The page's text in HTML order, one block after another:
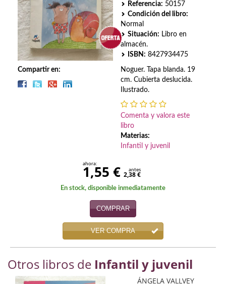
Biografía
Biografías
Ciencia ficción
Cine
Divulgación científica
Economía
Compartir en:
Referencia: 50157
Condición del libro:
Normal
Situación: Libro en
almacén.
ISBN: 8427934475
Noguer. Tapa blanda. 19
cm. Cubierta deslucida.
Ilustrado.
Comenta y valora este
libro
Materias:
Infantil y juvenil
ahora:
1,55 € antes
2,38 €
En stock, disponible inmediatamente
COMPRAR
VER COMPRA
Otros libros de Infantil y juvenil
ÁNGELA VALLVEY